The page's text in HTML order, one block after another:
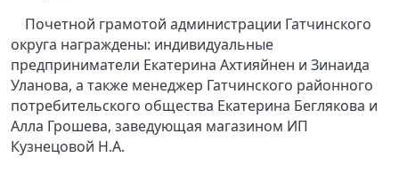
Почетной грамотой администрации Гатчинского
округа награждены: индивидуальные
предприниматели Екатерина Ахтияйнен и Зинаида
Уланова, а также менеджер Гатчинского районного
потребительского общества Екатерина Беглякова и
Алла Грошева, заведующая магазином ИП
Кузнецовой Н.А.